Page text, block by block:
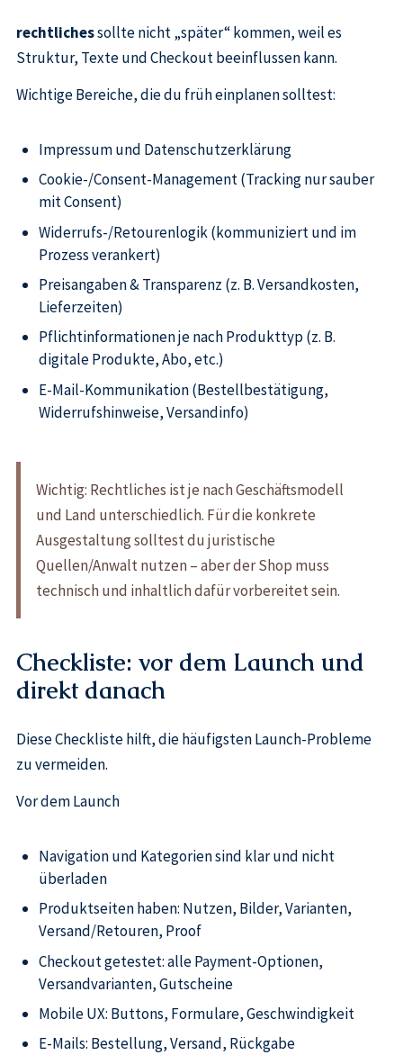
rechtlichessollte nicht „später“ kommen, weil es
Struktur, Texte und Checkout beeinflussen kann.
Wichtige Bereiche, die du früh einplanen solltest:
Impressum und Datenschutzerklärung
Cookie-/Consent-Management (Tracking nur sauber
mit Consent)
Widerrufs-/Retourenlogik (kommuniziert und im
Prozess verankert)
Preisangaben & Transparenz (z. B. Versandkosten,
Lieferzeiten)
Pflichtinformationen je nach Produkttyp (z. B.
digitale Produkte, Abo, etc.)
E-Mail-Kommunikation (Bestellbestätigung,
Widerrufshinweise, Versandinfo)
Wichtig: Rechtliches ist je nach Geschäftsmodell
und Land unterschiedlich. Für die konkrete
Ausgestaltung solltest du juristische
Quellen/Anwalt nutzen – aber der Shop muss
technisch und inhaltlich dafür vorbereitet sein.
Checkliste: vor dem Launch und
direkt danach
Diese Checkliste hilft, die häufigsten Launch-Probleme
zu vermeiden.
Vor dem Launch
Navigation und Kategorien sind klar und nicht
überladen
Produktseiten haben: Nutzen, Bilder, Varianten,
Versand/Retouren, Proof
Checkout getestet: alle Payment-Optionen,
Versandvarianten, Gutscheine
Mobile UX: Buttons, Formulare, Geschwindigkeit
E-Mails: Bestellung, Versand, Rückgabe